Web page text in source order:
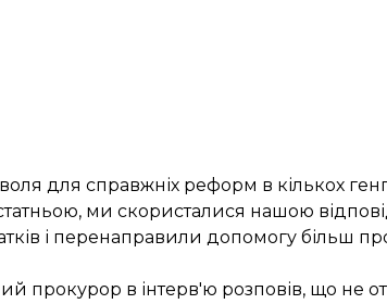
для справжніх реформ в кількох
ми скористалися нашою
і перенаправили допомогу більш
прокурор в інтерв'ю розповів, що не